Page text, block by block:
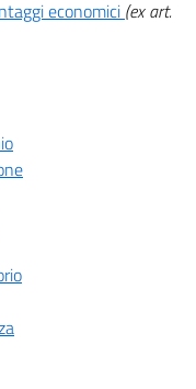
economici (ex art.